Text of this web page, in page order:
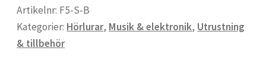
Proteinkällor
Proteinpulver för tjejer
Artikelnr: F5-S-B
Kategorier: Hörlurar, Musik & elektronik, Utrustning
& tillbehör